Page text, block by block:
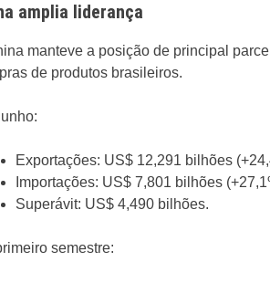
amplia liderança
manteve a posição de principal
de produtos brasileiros.
Exportações: US$ 12,291 bilhões
Importações: US$ 7,801 bilhões
Superávit: US$ 4,490 bilhões.
semestre: